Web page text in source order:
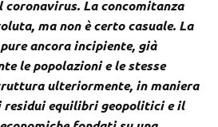
La concomitanza
ma non è certo casuale. La
ancora incipiente, già
le popolazioni e le stesse
ulteriormente, in maniera
equilibri geopolitici e il